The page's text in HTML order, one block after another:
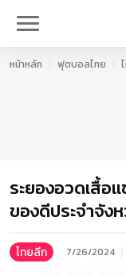
หน้าหลัก ฟุตบอลไทย
ระยองอวดเสื้อ
ของดีประจำจัง
ไทยลีก 7/26/2024